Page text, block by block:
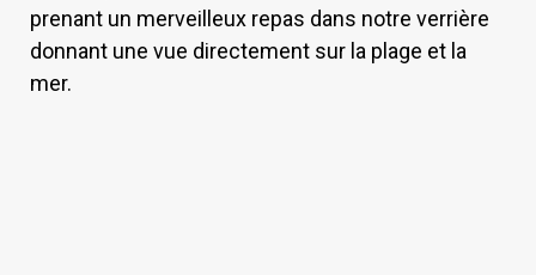
prenant un merveilleux repas dans notre verrière
donnant une vue directement sur la plage et la
mer.